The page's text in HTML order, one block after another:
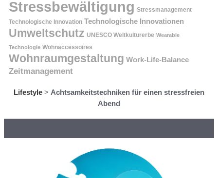
Stressbewältigung Stressmanagement
Technologische Innovation Technologische Innovationen
Umweltschutz UNESCO Weltkulturerbe Wearable
Technologie Wohnaccessoires
Wohnraumgestaltung Work-Life-Balance
Zeitmanagement
Lifestyle > Achtsamkeitstechniken für einen stressfreien
Abend